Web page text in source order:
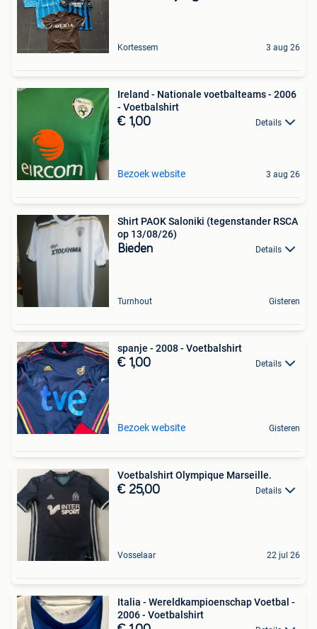
Kortessem 3 aug 26
Ireland - Nationale voetbalteams - 2006
- Voetbalshirt
€ 1,00 Details
Bezoek website 3 aug 26
Shirt PAOK Saloniki (tegenstander RSCA
op 13/08/26)
Bieden Details
Turnhout Gisteren
spanje - 2008 - Voetbalshirt
€ 1,00 Details
Bezoek website Gisteren
Voetbalshirt Olympique Marseille.
€ 25,00 Details
Vosselaar 22 jul 26
Italia - Wereldkampioenschap Voetbal -
2006 - Voetbalshirt